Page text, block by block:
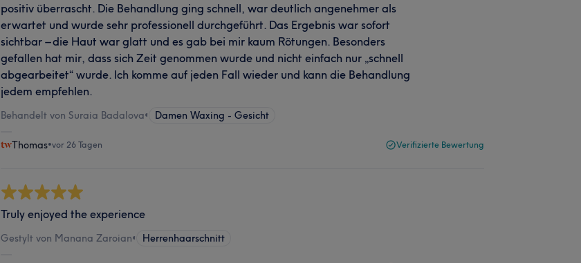
positiv überrascht. Die Behandlung ging schnell, war deutlich angenehmer als
erwartet und wurde sehr professionell durchgeführt. Das Ergebnis war sofort
sichtbar – die Haut war glatt und es gab bei mir kaum Rötungen. Besonders
gefallen hat mir, dass sich Zeit genommen wurde und nicht einfach nur „schnell
abgearbeitet“ wurde. Ich komme auf jeden Fall wieder und kann die Behandlung
jedem empfehlen.
Behandelt von Suraia Badalova• Damen Waxing - Gesicht
Thomas•vor 26 Tagen Verifizierte Bewertung
Truly enjoyed the experience
Gestylt von Manana Zaroian• Herrenhaarschnitt